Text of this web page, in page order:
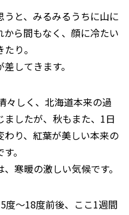
と、みるみるうちに山に
ら間もなく、顔に冷たい
り。
してきます。
々しく、北海道本来の過
したが、秋もまた、1日
り、紅葉が美しい本来の
。
寒暖の激しい気候です。
度～18度前後、ここ1週間